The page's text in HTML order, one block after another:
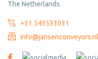
The Netherlands
+31 543533031
info@jansenconveyors.nl